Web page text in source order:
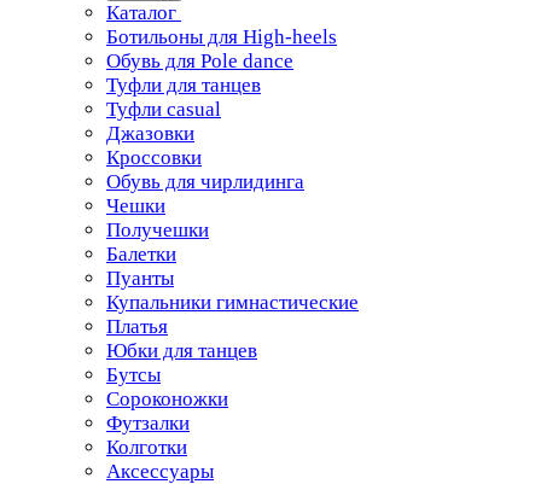
Каталог
Ботильоны для High-heels
Обувь для Pole dance
Туфли для танцев
Туфли casual
Джазовки
Кроссовки
Обувь для чирлидинга
Чешки
Получешки
Балетки
Пуанты
Купальники гимнастические
Платья
Юбки для танцев
Бутсы
Сороконожки
Футзалки
Колготки
Аксессуары